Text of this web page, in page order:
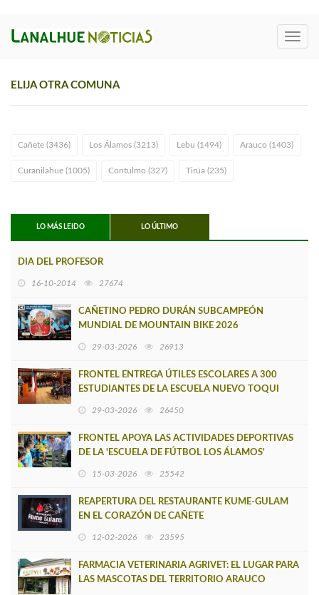
ELIJA OTRA COMUNA
Cañete (3436) Los Álamos (3213) Lebu (1494) Arauco (1403)
Curanilahue (1005) Contulmo (327) Tirúa (235)
LO MÁS LEIDO LO ÚLTIMO
DIA DEL PROFESOR
16-10-2014 27674
CAÑETINO PEDRO DURÁN SUBCAMPEÓN
MUNDIAL DE MOUNTAIN BIKE 2026
29-03-2026 26913
FRONTEL ENTREGA ÚTILES ESCOLARES A 300
ESTUDIANTES DE LA ESCUELA NUEVO TOQUI
29-03-2026 26450
FRONTEL APOYA LAS ACTIVIDADES DEPORTIVAS
DE LA 'ESCUELA DE FÚTBOL LOS ÁLAMOS'
15-03-2026 25542
REAPERTURA DEL RESTAURANTE KUME-GULAM
EN EL CORAZÓN DE CAÑETE
12-02-2026 23595
FARMACIA VETERINARIA AGRIVET: EL LUGAR PARA
LAS MASCOTAS DEL TERRITORIO ARAUCO